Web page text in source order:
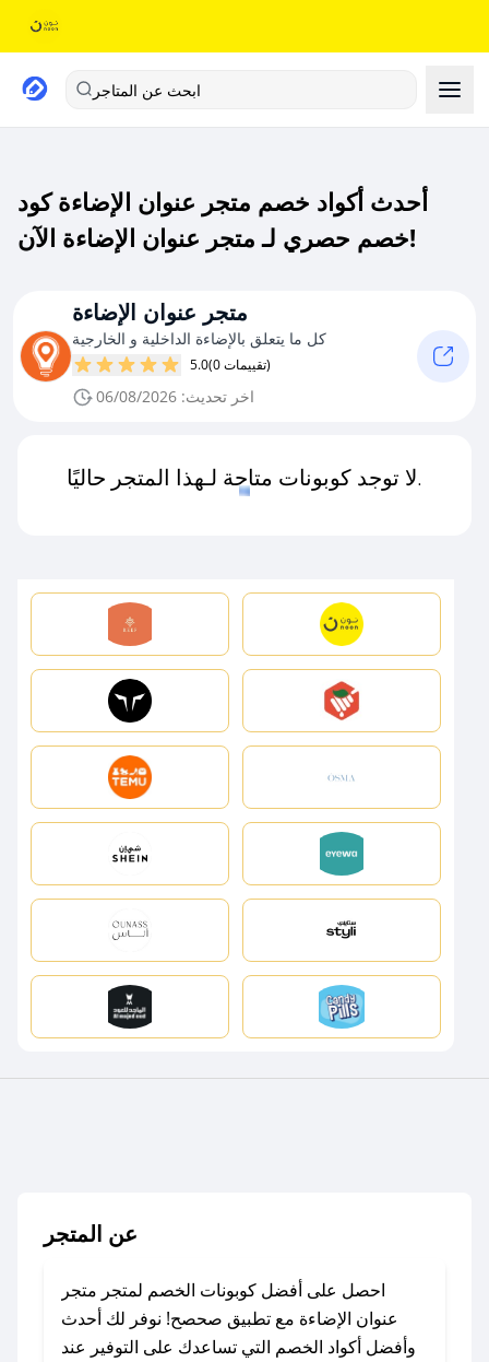
ابحث عن المتاجر
أحدث أكواد خصم متجر عنوان الإضاءة كود
خصم حصري لـ متجر عنوان الإضاءة الآن!
متجر عنوان الإضاءة
كل ما يتعلق بالإضاءة الداخلية و الخارجية
5.0 (0 تقييمات)
اخر تحديث: 06/08/2026
لا توجد كوبونات متاحة لـهذا المتجر حاليًا.
عن المتجر
احصل على أفضل كوبونات الخصم لمتجر متجر
عنوان الإضاءة مع تطبيق صحصح! نوفر لك أحدث
وأفضل أكواد الخصم التي تساعدك على التوفير عند